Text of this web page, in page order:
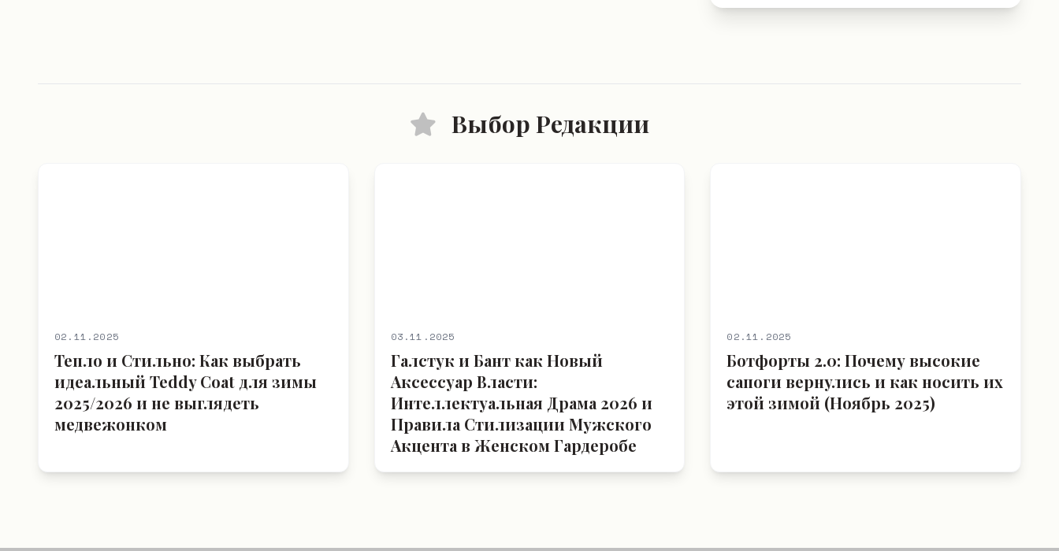
Выбор Редакции
02.11.2025
Тепло и Стильно: Как выбрать
идеальный Teddy Coat для зимы
2025/2026 и не выглядеть
медвежонком
03.11.2025
Галстук и Бант как Новый
Аксессуар Власти:
Интеллектуальная Драма 2026 и
Правила Стилизации Мужского
Акцента в Женском Гардеробе
02.11.2025
Ботфорты 2.0: Почему высокие
сапоги вернулись и как носить их
этой зимой (Ноябрь 2025)